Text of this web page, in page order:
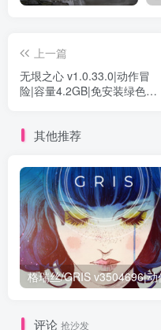
上一篇
无垠之心 v1.0.33.0|动作冒
险|容量4.2GB|免安装绿色中
其他推荐
评论 抢沙发